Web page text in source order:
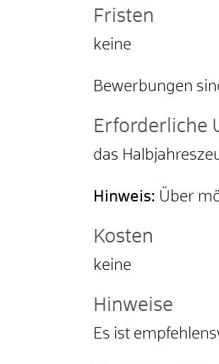
Fristen
keine
Bewerbungen
Erforderliche
das
Hinweis: Über
Kosten
keine
Hinweise
Es ist